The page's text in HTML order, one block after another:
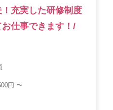
充実した研修制度
仕事できます！/
円 〜